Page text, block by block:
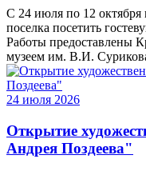
С 24 июля по 12 октября
поселка посетить
Работы предоставлены
музеем им. В.И.
24 июля 2026
Открытие
Андрея Поздеева"